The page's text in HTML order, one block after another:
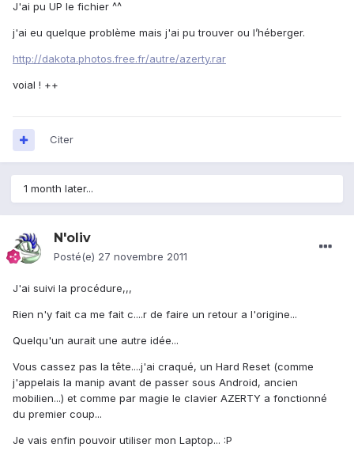
J'ai pu UP le fichier ^^
j'ai eu quelque problème mais j'ai pu trouver ou l’héberger.
http://dakota.photos.free.fr/autre/azerty.rar
voial ! ++
Citer
1 month later...
N'oliv
Posté(e) 27 novembre 2011
J'ai suivi la procédure,,,
Rien n'y fait ca me fait c....r de faire un retour a l'origine...
Quelqu'un aurait une autre idée...
Vous cassez pas la tête....j'ai craqué, un Hard Reset (comme
j'appelais la manip avant de passer sous Android, ancien
mobilien...) et comme par magie le clavier AZERTY a fonctionné
du premier coup...
Je vais enfin pouvoir utiliser mon Laptop... :P